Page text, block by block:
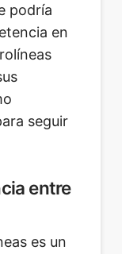
podría
en
seguir
entre
es un